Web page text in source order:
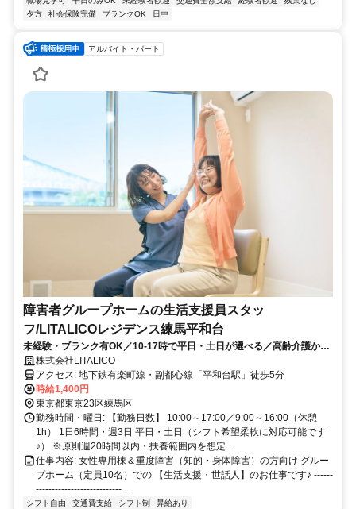
夕方
社会保険完備 ブランクOK 日中
アルバイト・パート
障害者グループホームの生活支援員スタッ
フ/LITALICOレジデンス練馬平和台
未経験・ブランク有OK／10-17時で平日・土日が選べる／高齢介護から
も転職多数♪
株式会社LITALICO
アクセス: 地下鉄有楽町線・副都心線「平和台駅」徒歩5分
時給1,400円
東京都東京23区練馬区
勤務時間・曜日: 【勤務日数】 10:00～17:00／9:00～16:00（休憩
1h） 1日6時間・週3日 平日・土日（シフト希望柔軟に対応可能です
♪） ※原則週20時間以内・扶養範囲内を想定...
仕事内容: 女性専用棟＆重度障害（知的・身体障害）の方向け グルー
プホーム（定員10名）での 【生活支援・世話人】のお仕事です♪ ------
---------------------------...
シフト自由 交通費支給 シフト制 昇給あり